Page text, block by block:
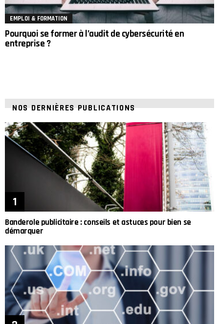
EMPLOI & FORMATION
Pourquoi se former à l’audit de cybersécurité en
entreprise ?
NOS DERNIÈRES PUBLICATIONS
Banderole publicitaire : conseils et astuces pour bien se
démarquer